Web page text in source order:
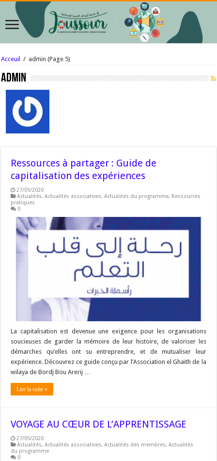
Acceuil / admin (Page 5)
admin
Ressources à partager : Guide de
capitalisation des expériences
27/05/2020
Actualités,Actualités associatives,Actualités du programme, Ressources
pratiques
0
La capitalisation est devenue une exigence pour les organisations
soucieuses de garder la mémoire de leur histoire, de valoriser les
démarches qu’elles ont su entreprendre, et de mutualiser leur
expérience. Découvrez ce guide conçu par l’Association el Ghaith de la
wilaya de Bordj Bou Arerij …
Lire la suite »
VOYAGE AU CŒUR DE L’APPRENTISSAGE
27/05/2020
Actualités,Actualités associatives,Actualités des membres,Actualités
du programme
0